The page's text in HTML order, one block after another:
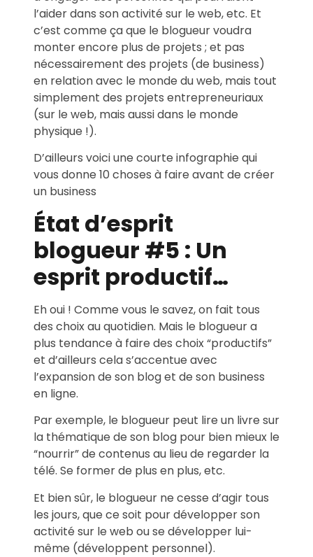
l’aider dans son activité sur le web, etc. Et
c’est comme ça que le blogueur voudra
monter encore plus de projets ; et pas
nécessairement des projets (de business)
en relation avec le monde du web, mais tout
simplement des projets entrepreneuriaux
(sur le web, mais aussi dans le monde
physique !).
D’ailleurs voici une courte infographie qui
vous donne 10 choses à faire avant de créer
un business
État d’esprit
blogueur #5 : Un
esprit productif…
Eh oui ! Comme vous le savez, on fait tous
des choix au quotidien. Mais le blogueur a
plus tendance à faire des choix “productifs”
et d’ailleurs cela s’accentue avec
l’expansion de son blog et de son business
en ligne.
Par exemple, le blogueur peut lire un livre sur
la thématique de son blog pour bien mieux le
“nourrir” de contenus au lieu de regarder la
télé. Se former de plus en plus, etc.
Et bien sûr, le blogueur ne cesse d’agir tous
les jours, que ce soit pour développer son
activité sur le web ou se développer lui-
même (développent personnel).